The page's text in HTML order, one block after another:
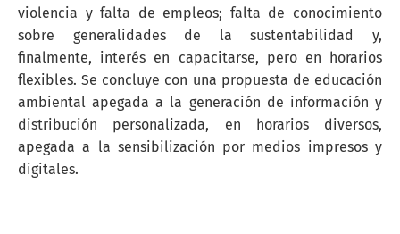
violencia y falta de empleos; falta de conocimiento
sobre generalidades de la sustentabilidad y,
finalmente, interés en capacitarse, pero en horarios
flexibles. Se concluye con una propuesta de educación
ambiental apegada a la generación de información y
distribución personalizada, en horarios diversos,
apegada a la sensibilización por medios impresos y
digitales.